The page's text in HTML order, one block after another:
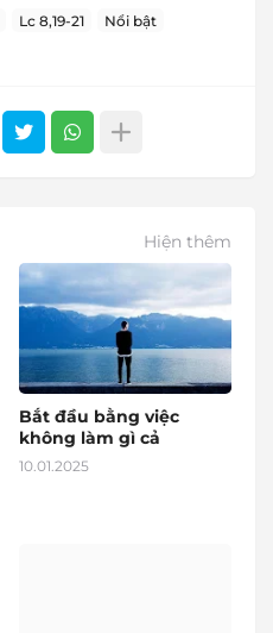
Lc 8,19-21
Nổi bật
Hiện thêm
Bắt đầu bằng việc
không làm gì cả
10.01.2025